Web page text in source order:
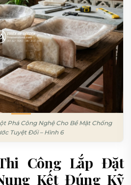
Phá Công Nghệ Cho Bề Mặt Chống
Tuyệt Đối – Hình 6
Công Lắp Đặt
Kết Đúng Kỹ